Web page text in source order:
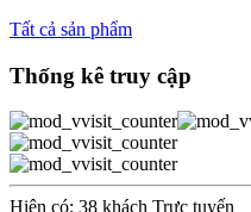
Tất cả sản phẩm
Thống kê truy cập
Hiện có: 38 khách Trực tuyến